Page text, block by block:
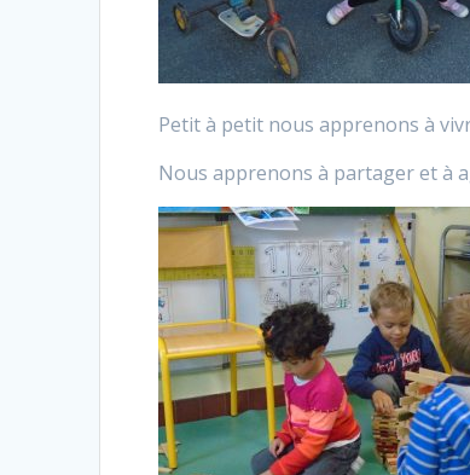
Petit à petit nous apprenons à
Nous apprenons à partager et à